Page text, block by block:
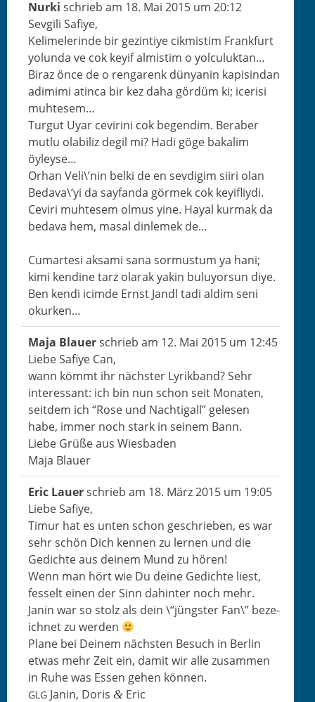
Nur­ki schrieb am 18. Mai 2015 um 20:12
Sevgili Safiye,
Kelimelerinde bir gez­in­tiye cik­mistim Frank­furt
yol­un­da ve cok keyif almistim o yol­cu­luk­tan…
Biraz önce de o ren­garenk dünyanin kapisin­dan
adim­i­mi atin­ca bir kez daha gördüm ki; icerisi
muhtesem…
Turgut Uyar ceviri­ni cok begendim. Beraber
mut­lu ola­bi­liz degil mi? Hadi göge bakalim
öyleyse…
Orhan Veli\’nin bel­ki de en sevdigim siiri olan
Bedava\‘yi da say­fan­da görmek cok key­i­fliy­di.
Ceviri muht­e­sem olmus yine. Hay­al kur­mak da
beda­va hem, masal din­le­mek de…
Cumarte­si aksa­mi sana sor­mus­tum ya hani;
kimi kendine tarz olarak yakin buluy­or­sun diye.
Ben ken­di icimde Ernst Jan­dl tadi aldim seni
okurken…
Maja Blauerschrieb am 12. Mai 2015 um 12:45
Liebe Safiye Can,
wann kömmt ihr näch­ster Lyrik­band? Sehr
inter­es­sant: ich bin nun schon seit Monat­en,
seit­dem ich “Rose und Nachti­gall” gele­sen
habe, immer noch stark in seinem Bann.
Liebe Grüße aus Wiesbaden
Maja Blauer
Eric Lauerschrieb am 18. März 2015 um 19:05
Liebe Safiye,
Timur hat es unten schon geschrieben, es war
sehr schön Dich ken­nen zu ler­nen und die
Gedichte aus deinem Mund zu hören!
Wenn man hört wie Du deine Gedichte liest,
fes­selt einen der Sinn dahin­ter noch mehr.
Janin war so stolz als dein \“jüng­ster Fan\” beze­
ich­net zu werden
Plane bei Deinem näch­sten Besuch in Berlin
etwas mehr Zeit ein, damit wir alle zusam­men
in Ruhe was Essen gehen können.
GLG Janin, Doris & Eric